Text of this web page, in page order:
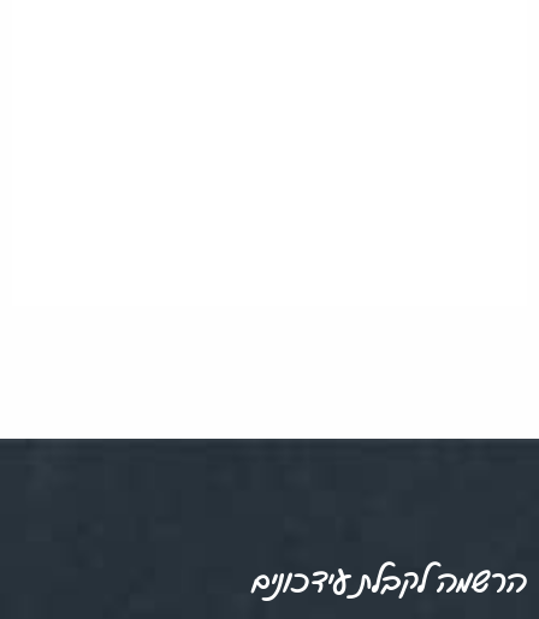
הרשמה לקבלת עידכונים